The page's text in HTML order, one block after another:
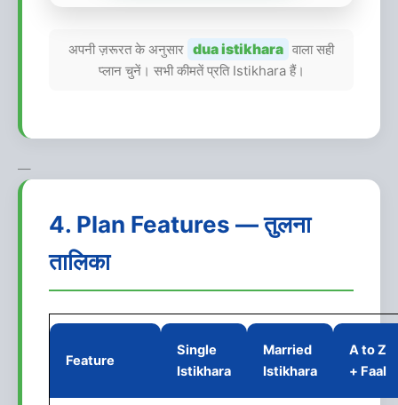
अपनी ज़रूरत के अनुसार dua istikhara वाला सही
प्लान चुनें। सभी कीमतें प्रति Istikhara हैं।
—
4. Plan Features — तुलना
तालिका
Feature
Single
Istikhara
Married
Istikhara
A to Z
+ Faal